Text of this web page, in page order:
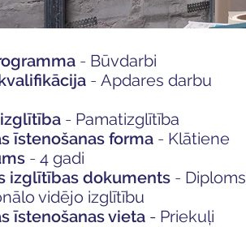
- Būvdarbi
- Apdares darbu
- Pamatizglītība
īstenošanas forma - Klātiene
- 4 gadi
izglītības dokuments - Diploms
vidējo izglītību
īstenošanas vieta - Priekuļi